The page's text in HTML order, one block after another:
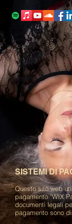
SISTEMI DI
Questo sito web
pagamento "WIX
documenti legali
pagamento sono